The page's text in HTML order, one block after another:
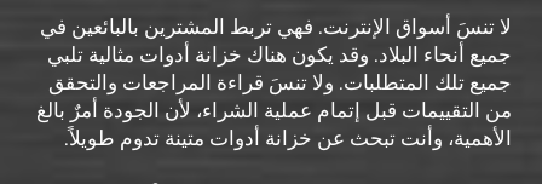
لا تنسَ أسواق الإنترنت. فهي تربط المشترين بالبائعين في
جميع أنحاء البلاد. وقد يكون هناك خزانة أدوات مثالية تلبي
جميع تلك المتطلبات. ولا تنسَ قراءة المراجعات والتحقق
من التقييمات قبل إتمام عملية الشراء، لأن الجودة أمرٌ بالغ
الأهمية، وأنت تبحث عن خزانة أدوات متينة تدوم طويلاً.